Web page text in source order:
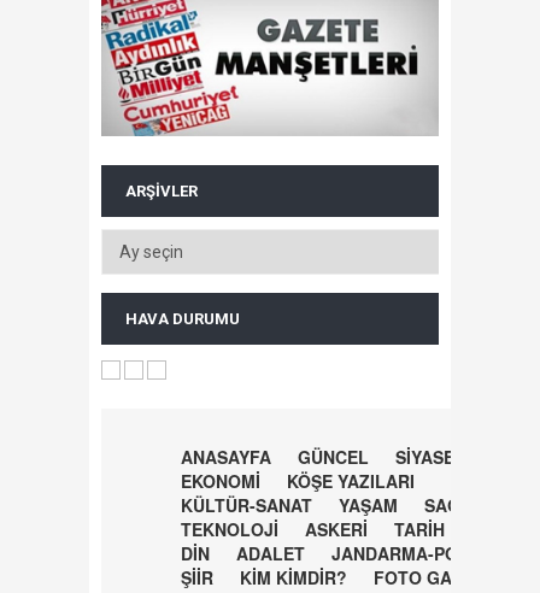
ARŞIVLER
HAVA DURUMU
ANASAYFA GÜNCEL
SİYASET
EKONOMİ
KÖŞE YAZILARI
KÜLTÜR-SANAT
YAŞAM
SAĞLIK
TEKNOLOJİ
ASKERİ
TARİH
DİN
ADALET
JANDARMA-POLİS
ŞİİR
KİM KİMDİR? FOTO GALERİ